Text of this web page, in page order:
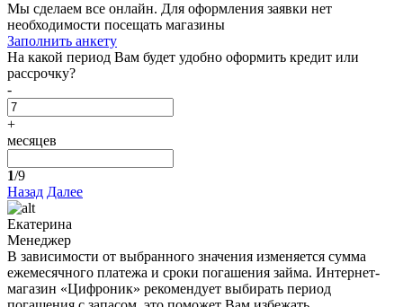
Мы сделаем все онлайн. Для оформления заявки нет
необходимости посещать магазины
Заполнить анкету
На какой период Вам будет удобно оформить кредит или
рассрочку?
-
+
месяцев
1/9
Назад Далее
Екатерина
Менеджер
В зависимости от выбранного значения изменяется сумма
ежемесячного платежа и сроки погашения займа. Интернет-
магазин «Цифроник» рекомендует выбирать период